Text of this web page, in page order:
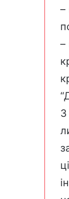
–
–
З